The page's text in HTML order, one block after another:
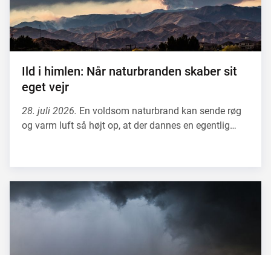
Ild i himlen: Når naturbranden skaber sit
eget vejr
28. juli 2026. En voldsom naturbrand kan sende røg
og varm luft så højt op, at der dannes en egentlig…